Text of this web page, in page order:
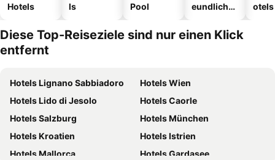
Hotels
ls
Pool
eundliche
otels
Diese Top-Reiseziele sind nur einen Klick
entfernt
Hotels Lignano Sabbiadoro
Hotels Wien
Hotels Lido di Jesolo
Hotels Caorle
Hotels Salzburg
Hotels München
Hotels Kroatien
Hotels Istrien
Hotels Mallorca
Hotels Gardasee